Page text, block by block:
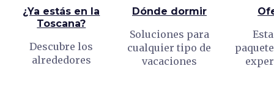
¿Ya estás en la
Toscana?
Descubre los
alrededores
Dónde dormir
Soluciones para
cualquier tipo de
vacaciones